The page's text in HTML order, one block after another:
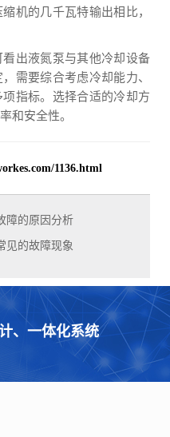
机的几千瓦特输出相比，
出液氮泵与其他冷却设备
需要综合考虑冷却能力、
指标。选择合适的冷却方
和安全性。
1136.html
障的原因分析
见的故障现象
、一体化系统